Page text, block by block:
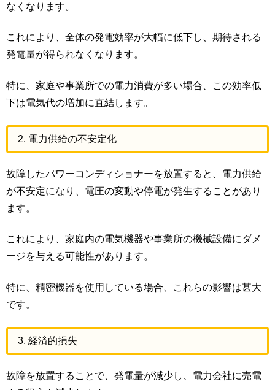
なくなります。
これにより、全体の発電効率が大幅に低下し、期待される
発電量が得られなくなります。
特に、家庭や事業所での電力消費が多い場合、この効率低
下は電気代の増加に直結します。
2. 電力供給の不安定化
故障したパワーコンディショナーを放置すると、電力供給
が不安定になり、電圧の変動や停電が発生することがあり
ます。
これにより、家庭内の電気機器や事業所の機械設備にダメ
ージを与える可能性があります。
特に、精密機器を使用している場合、これらの影響は甚大
です。
3. 経済的損失
故障を放置することで、発電量が減少し、電力会社に売電